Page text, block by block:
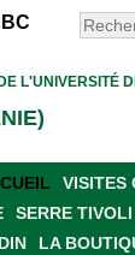
L'UNIVERSITÉ
VISITES
SERRE TIVOLI
LA